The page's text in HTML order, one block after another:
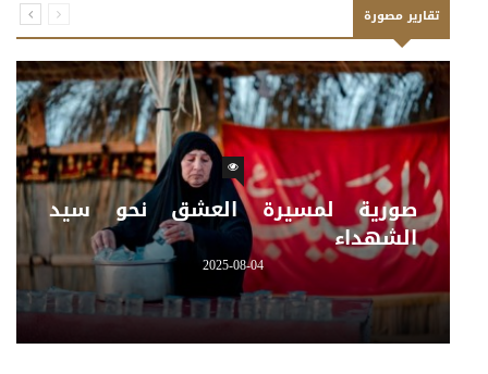
تقارير مصورة
صورية لمسيرة العشق نحو سيد
الشهداء
2025-08-04